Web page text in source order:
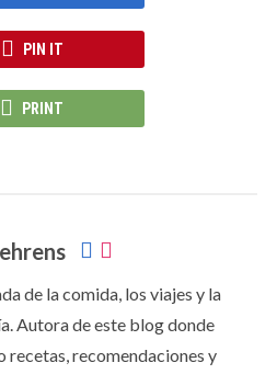
PIN IT
PRINT
de la comida, los viajes y la
Autora de este blog donde
recetas, recomendaciones y